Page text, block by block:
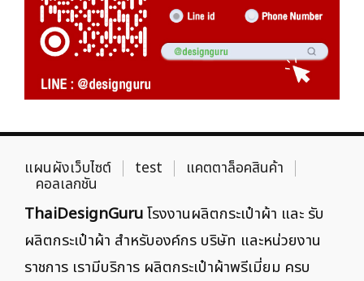
แผนผังเว็บไซต์ test แคตตาล็อคสินค้า
คอลเลกชัน
ThaiDesignGuruโรงงานผลิตกระเป๋าผ้า และ รับ
ผลิตกระเป๋าผ้า สำหรับองค์กร บริษัท และหน่วยงาน
ราชการ เรามีบริการ ผลิตกระเป๋าผ้าพรีเมี่ยม ครบ